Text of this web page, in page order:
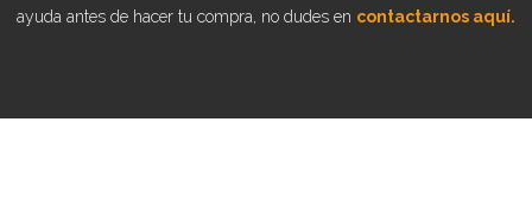
ayuda antes de hacer tu compra, no dudes en contactarnos aquí.